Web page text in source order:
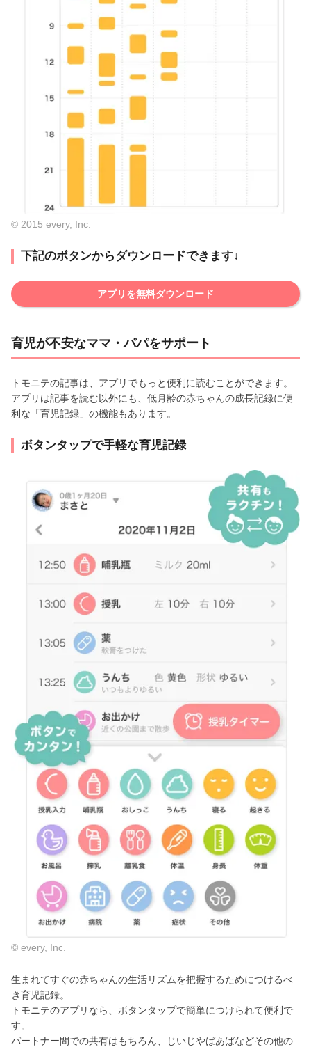
© 2015 every, Inc.
下記のボタンからダウンロードできます↓
アプリを無料ダウンロード
育児が不安なママ・パパをサポート
トモニテの記事は、アプリでもっと便利に読むことができます。
アプリは記事を読む以外にも、低月齢の赤ちゃんの成長記録に便
利な「育児記録」の機能もあります。
ボタンタップで手軽な育児記録
© every, Inc.
生まれてすぐの赤ちゃんの生活リズムを把握するためにつけるべ
き育児記録。
トモニテのアプリなら、ボタンタップで簡単につけられて便利で
す。
パートナー間での共有はもちろん、じいじやばあばなどその他の